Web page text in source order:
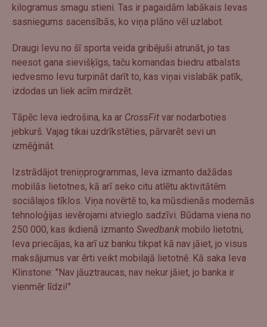
kilogramus smagu stieni. Tas ir pagaidām labākais Ievas
sasniegums sacensībās, ko viņa plāno vēl uzlabot.
Draugi Ievu no šī sporta veida gribējuši atrunāt, jo tas
neesot gana sievišķīgs, taču komandas biedru atbalsts
iedvesmo Ievu turpināt darīt to, kas viņai vislabāk patīk,
izdodas un liek acīm mirdzēt.
Tāpēc Ieva iedrošina, ka ar CrossFit var nodarboties
jebkurš. Vajag tikai uzdrīkstēties, pārvarēt sevi un
izmēģināt.
Izstrādājot treniņprogrammas, Ieva izmanto dažādas
mobilās lietotnes, kā arī seko citu atlētu aktivitātēm
sociālajos tīklos. Viņa novērtē to, ka mūsdienās modernās
tehnoloģijas ievērojami atvieglo sadzīvi. Būdama viena no
250 000, kas ikdienā izmanto Swedbank mobilo lietotni,
Ieva priecājas, ka arī uz banku tikpat kā nav jāiet, jo visus
maksājumus var ērti veikt mobilajā lietotnē. Kā saka Ieva
Klinstone: "Nav jāuztraucas, nav nekur jāiet, jo banka ir
vienmēr līdzi!"